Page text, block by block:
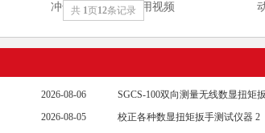
冲击扭矩测试仪使用视频
共 1页12条记录
2026-08-06
SGCS-100双向测量无线数显扭矩扳
2026-08-05
校正各种数显扭矩扳手测试仪器 2